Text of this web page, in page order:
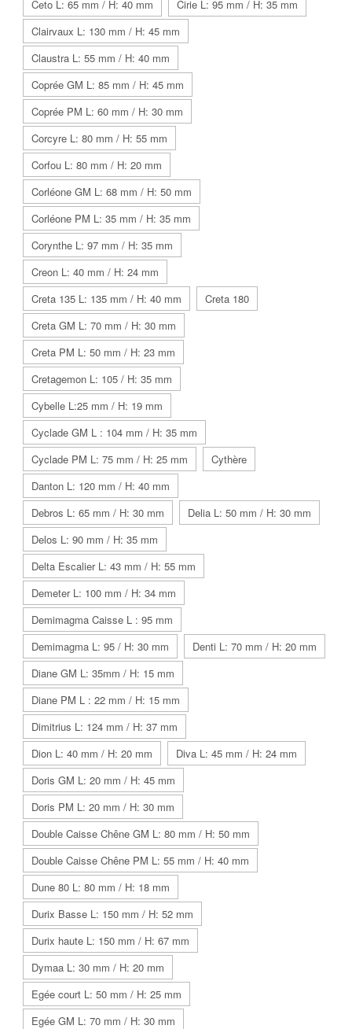
Ceto L: 65 mm / H: 40 mm
Cirie L: 95 mm / H: 35 mm
Clairvaux L: 130 mm / H: 45 mm
Claustra L: 55 mm / H: 40 mm
Coprée GM L: 85 mm / H: 45 mm
Coprée PM L: 60 mm / H: 30 mm
Corcyre L: 80 mm / H: 55 mm
Corfou L: 80 mm / H: 20 mm
Corléone GM L: 68 mm / H: 50 mm
Corléone PM L: 35 mm / H: 35 mm
Corynthe L: 97 mm / H: 35 mm
Creon L: 40 mm / H: 24 mm
Creta 135 L: 135 mm / H: 40 mm
Creta 180
Creta GM L: 70 mm / H: 30 mm
Creta PM L: 50 mm / H: 23 mm
Cretagemon L: 105 / H: 35 mm
Cybelle L:25 mm / H: 19 mm
Cyclade GM L : 104 mm / H: 35 mm
Cyclade PM L: 75 mm / H: 25 mm
Cythère
Danton L: 120 mm / H: 40 mm
Debros L: 65 mm / H: 30 mm
Delia L: 50 mm / H: 30 mm
Delos L: 90 mm / H: 35 mm
Delta Escalier L: 43 mm / H: 55 mm
Demeter L: 100 mm / H: 34 mm
Demimagma Caisse L : 95 mm
Demimagma L: 95 / H: 30 mm
Denti L: 70 mm / H: 20 mm
Diane GM L: 35mm / H: 15 mm
Diane PM L : 22 mm / H: 15 mm
Dimitrius L: 124 mm / H: 37 mm
Dion L: 40 mm / H: 20 mm
Diva L: 45 mm / H: 24 mm
Doris GM L: 20 mm / H: 45 mm
Doris PM L: 20 mm / H: 30 mm
Double Caisse Chêne GM L: 80 mm / H: 50 mm
Double Caisse Chêne PM L: 55 mm / H: 40 mm
Dune 80 L: 80 mm / H: 18 mm
Durix Basse L: 150 mm / H: 52 mm
Durix haute L: 150 mm / H: 67 mm
Dymaa L: 30 mm / H: 20 mm
Egée court L: 50 mm / H: 25 mm
Egée GM L: 70 mm / H: 30 mm